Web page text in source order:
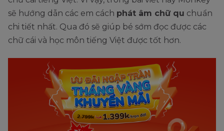
sẽ hướng dẫn các em cách phát âm chữ qu chuẩn
chi tiết nhất. Qua đó sẽ giúp bé sớm đọc được các
chữ cái và học môn tiếng Việt được tốt hơn.